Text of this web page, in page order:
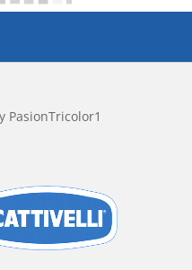
PasionTricolor1